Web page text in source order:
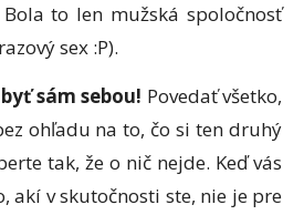
Bola to len mužská spoločnosť
sex :P).
sám sebou! Povedať všetko,
ohľadu na to, čo si ten druhý
tak, že o nič nejde. Keď vás
akí v skutočnosti ste, nie je pre